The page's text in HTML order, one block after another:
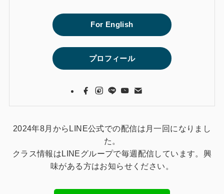
For English
プロフィール
2024年8月からLINE公式での配信は月一回になりまし
た。
クラス情報はLINEグループで毎週配信しています。興
味がある方はお知らせください。